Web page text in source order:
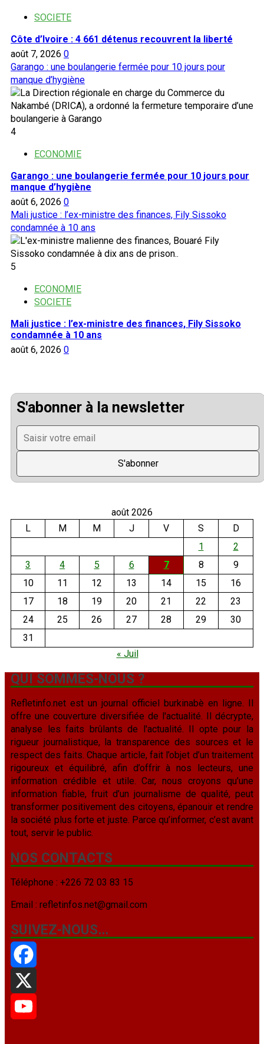
SOCIETE
Côte d’Ivoire : 4 661 détenus recouvrent la liberté
août 7, 2026 0
Garango : une boulangerie fermée pour 10 jours pour
manque d’hygiène
4
ECONOMIE
Garango : une boulangerie fermée pour 10 jours pour
manque d’hygiène
août 6, 2026 0
Mali justice : l’ex-ministre des finances, Fily Sissoko
condamnée à 10 ans
5
ECONOMIE
SOCIETE
Mali justice : l’ex-ministre des finances, Fily Sissoko
condamnée à 10 ans
août 6, 2026 0
S'abonner à la newsletter
août 2026
L
M M J V S
D
1
2
3
4 5 6 7 8
9
10
11 12 13 14 15
16
17
18 19 20 21 22
23
24
25 26 27 28 29
30
31
« Juil
QUI SOMMES-NOUS ?
Refletinfo.net est un journal officiel burkinabè en ligne. Il
offre une couverture diversifiée de l'actualité. Il décrypte,
analyse les faits brûlants de l'actualité. Il opte pour la
rigueur journalistique, la transparence des sources et le
respect des faits. Chaque article, fait l’objet d’un traitement
rigoureux et équilibré, afin d’offrir à nos lecteurs, une
information crédible et utile. Car, nous croyons qu’une
information fiable, fruit d’un journalisme de qualité, peut
transformer positivement des citoyens, épanouir et rendre
la société plus forte et juste. Parce qu’informer, c’est avant
tout, servir le public.
NOS CONTACTS
Téléphone : +226 72 03 83 15
Email : refletinfos.net@gmail.com
SUIVEZ-NOUS…
Facebook
X